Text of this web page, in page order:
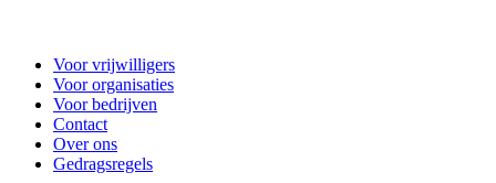
Voor vrijwilligers
Voor organisaties
Voor bedrijven
Contact
Over ons
Gedragsregels